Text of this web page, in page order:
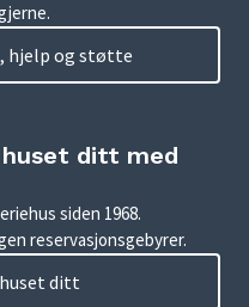
hjelp og støtte
ditt med
siden 1968.
reservasjonsgebyrer.
ditt